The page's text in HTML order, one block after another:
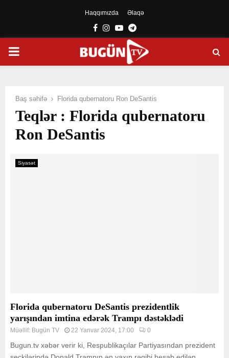
Haqqımızda Əlaqə
Facebook
Instagram
YoutubeTelegram
PRIMARY
Baş səhifə Florida qubernatoru Ron DeSantis
Teqlər : Florida qubernatoru
Ron DeSantis
Siyasət
Florida qubernatoru DeSantis prezidentlik
yarışından imtina edərək Trampı dəstəklədi
Müəllif: Bugün TV 22 Yanvar 2024, 17:00 0
Bugun.tv xəbər verir ki, Respublikaçılar Partiyasından prezident